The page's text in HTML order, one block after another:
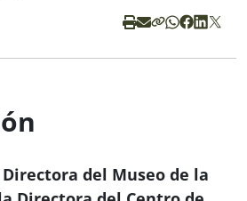
Directora del Museo de la